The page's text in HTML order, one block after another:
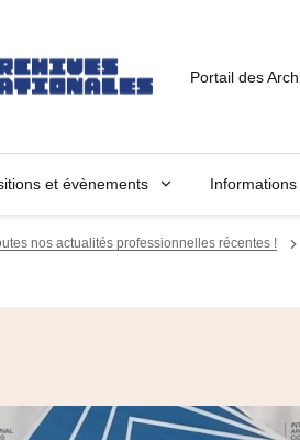
Portail des
et évènements
nos actualités professionnelles récentes !